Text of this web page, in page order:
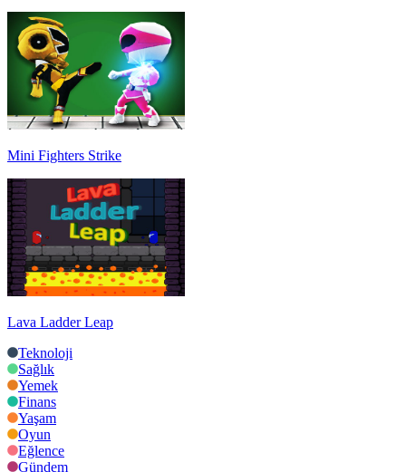
Mini Fighters Strike
Lava Ladder Leap
Teknoloji
Sağlık
Yemek
Finans
Yaşam
Oyun
Eğlence
Gündem